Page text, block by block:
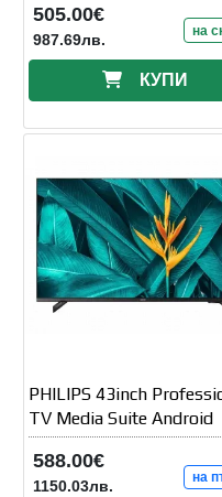
505.00€
987.69лв. на
КУПИ
PHILIPS 43inch
TV Media Suite Android
588.00€
1150.03лв. на